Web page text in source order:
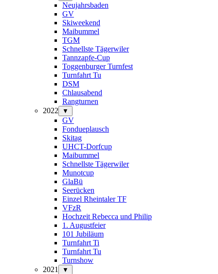
Neujahrsbaden
GV
Skiweekend
Maibummel
TGM
Schnellste Tägerwiler
Tannzapfe-Cup
Toggenburger Turnfest
Turnfahrt Tu
DSM
Chlausabend
Rangturnen
2022
▼
GV
Fondueplausch
Skitag
UHCT-Dorfcup
Maibummel
Schnellste Tägerwiler
Munotcup
GlaBü
Seerücken
Einzel Rheintaler TF
VFzR
Hochzeit Rebecca und Philip
1. Augustfeier
101 Jubiläum
Turnfahrt Ti
Turnfahrt Tu
Turnshow
2021
▼